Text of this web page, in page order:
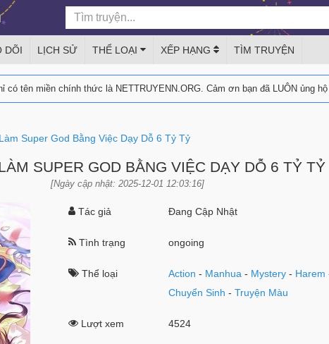
DÕI LỊCH SỬ THỂ LOẠI XẾP HẠNG TÌM TRUYỆN
có tên miền chính thức là NETTRUYENN.ORG. Cảm ơn bạn đã LUÔN ủng
Super God Bằng Việc Dạy Dỗ 6 Tỷ Tỷ
SUPER GOD BẰNG VIỆC DẠY DỖ 6 TỶ TỶ
[Ngày cập nhật: 2025-12-01 12:03:16]
Tác giả Đang Cập Nhật
Tình trạng ongoing
Thể loại Action - Manhua - Mystery - Harem
Chuyển Sinh -Truyện Màu
Lượt xem 4524